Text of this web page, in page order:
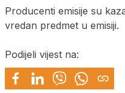
Producenti emisije su
vredan predmet u emisiji.
Podijeli vijest na: